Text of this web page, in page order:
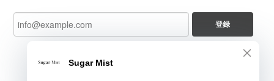
登録